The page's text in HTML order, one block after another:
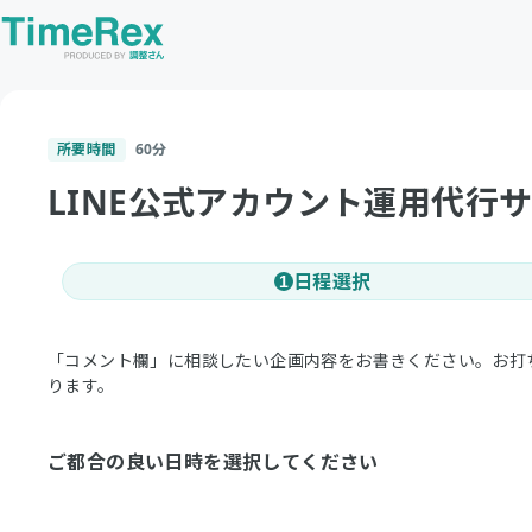
所要時間 60分
LINE公式アカウント運用代行
1 日程選択
「コメント欄」に相談したい企画内容をお書きください。お
ります。
ご都合の良い日時を選択してください